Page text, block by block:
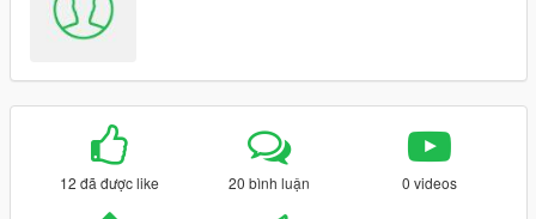
12 đã được like 20 bình luận 0 videos